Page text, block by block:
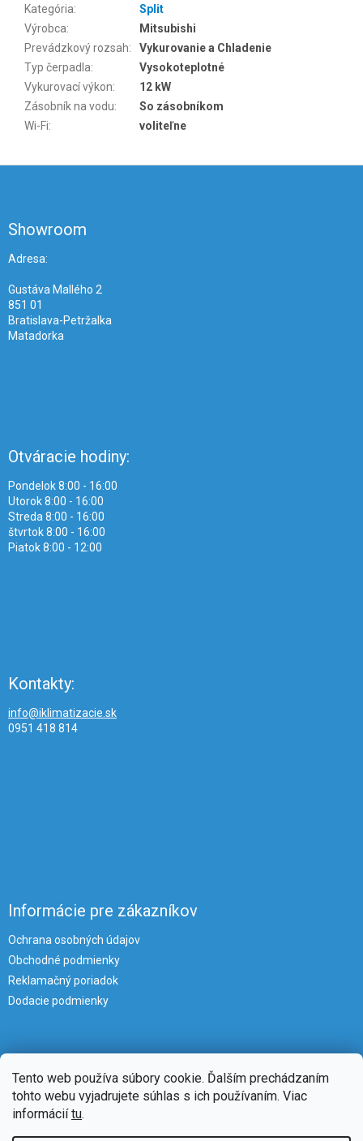
Tento web používa súbory cookie. Ďalším prechádzaním
tohto webu vyjadrujete súhlas s ich používaním. Viac
informáciítu.
Kategória:
Split
Výrobca:
Mitsubishi
Prevádzkový rozsah:
Vykurovanie a Chladenie
Typ čerpadla:
Vysokoteplotné
Vykurovací výkon:
12 kW
Zásobník na vodu:
So zásobníkom
Wi-Fi: voliteľne
Showroom
Adresa:
Gustáva Mallého 2
851 01
Bratislava-Petržalka
Matadorka
Otváracie hodiny:
Pondelok 8:00 - 16:00
Utorok 8:00 - 16:00
Streda 8:00 - 16:00
štvrtok 8:00 - 16:00
Piatok 8:00 - 12:00
Kontakty:
info@iklimatizacie.sk
0951 418 814
Informácie pre zákazníkov
Ochrana osobných údajov
Obchodné podmienky
Reklamačný poriadok
Dodacie podmienky